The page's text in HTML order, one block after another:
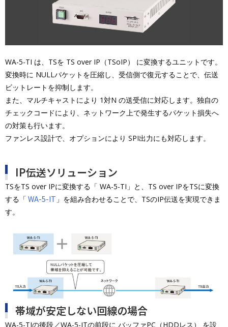
WA-5-TI は、TSを TS over IP（TSoIP） に変換するユニットです。
変換時に NULLパケットを圧縮し、受信側で復元することで、伝送
ビットレートを抑制します。
また、マルチキャストにより 1対N の送受信に対応します。独自の
チェックコードにより、ネットワーク上で発生するパケット損失へ
の対策も行います。
ファンレス設計で、オプションにより SPI出力にも対応します。
IP伝送ソリューション
TSをTS over IPに変換する「 WA-5-TI」と、TS over IPをTSに変換
する「 WA-5-IT 」を組み合わせることで、TSのIP伝送を実現できま
す。
帯域が安定しない回線の場合
WA-5-TIの後段／WA-5-ITの前段に バッファPC（HDDレス） を設